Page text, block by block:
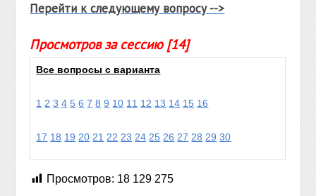
Перейти к следующему вопросу -->
Просмотров за сессию [14]
Все вопросы с варианта
1 2 3 4 5 6 7 8 9 10 11 12 13 14 15 16
17 18 19 20 21 22 23 24 25 26 27 28 29 30
Просмотров: 18 129 275